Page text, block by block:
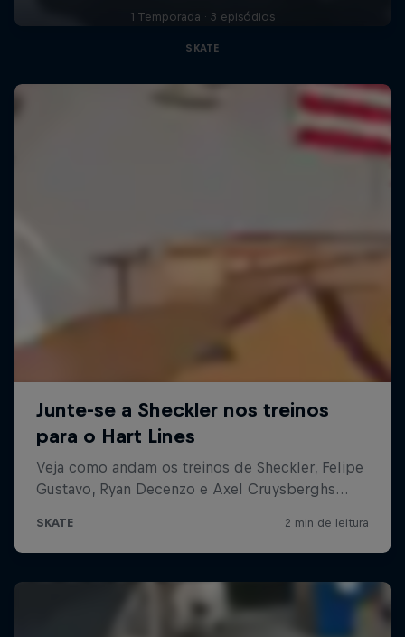
1 Temporada · 3 episódios
SKATE